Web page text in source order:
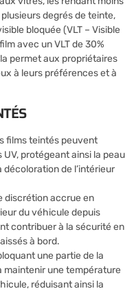
degrés de teinte,
bloquée (VLT – Visible
avec un VLT de 30%
permet aux propriétaires
à leurs préférences et à
films teintés peuvent
UV, protégeant ainsi la peau
de l’intérieur
discrétion accrue en
du véhicule depuis
contribuer à la sécurité en
à bord.
une partie de la
maintenir une température
réduisant ainsi la